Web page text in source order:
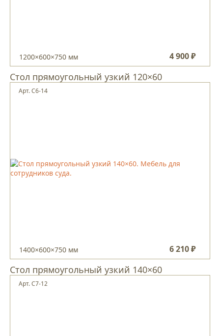
1200×600×750 мм 4 900 ₽
Стол прямоугольный узкий 120×60
1400×600×750 мм 6 210 ₽
Арт. С6-14
Стол прямоугольный узкий 140×60
Арт. С7-12